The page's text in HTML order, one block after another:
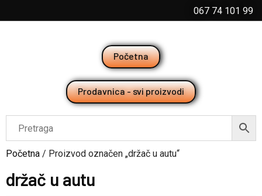
067 74 101 99
Početna
Prodavnica - svi proizvodi
Početna / Proizvod označen „držač u autu“
držač u autu